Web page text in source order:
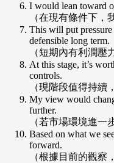
I would lean toward
（在現有條件下，
This will put pressure
defensible long term.
（短期內有利潤壓
At this stage, it’s
controls.
（現階段值得持續
My view would
further.
（若市場環境進一
Based on what we
forward.
（根據目前的觀察